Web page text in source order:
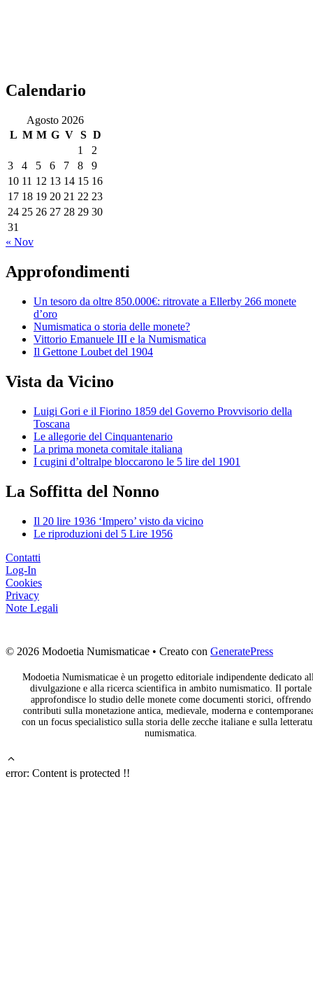
Calendario
Agosto 2026
L M M G V S D
1
2
3
4 5 6 7 8
9
10 11 12 13 14 15 16
17 18 19 20 21 22 23
24 25 26 27 28 29 30
31
« Nov
Approfondimenti
Un tesoro da oltre 850.000€: ritrovate a Ellerby 266 monete
d’oro
Numismatica o storia delle monete?
Vittorio Emanuele III e la Numismatica
Il Gettone Loubet del 1904
Vista da Vicino
Luigi Gori e il Fiorino 1859 del Governo Provvisorio della
Toscana
Le allegorie del Cinquantenario
La prima moneta comitale italiana
I cugini d’oltralpe bloccarono le 5 lire del 1901
La Soffitta del Nonno
Il 20 lire 1936 ‘Impero’ visto da vicino
Le riproduzioni del 5 Lire 1956
Contatti
Log-In
Cookies
Privacy
Note Legali
© 2026 Modoetia Numismaticae • Creato con GeneratePress
Modoetia Numismaticae è un progetto editoriale indipendente dedicato
divulgazione e alla ricerca scientifica in ambito numismatico. Il portale
approfondisce lo studio delle monete come documenti storici, offrendo
contributi sulla monetazione antica, medievale, moderna e
con un focus specialistico sulla storia delle zecche italiane e sulla
numismatica.
error: Content is protected !!